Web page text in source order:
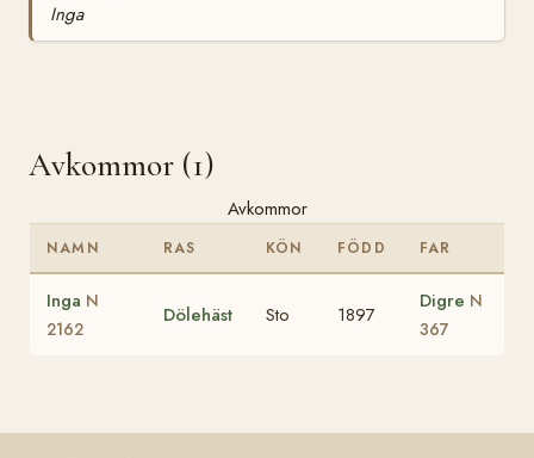
Inga
Avkommor (1)
Avkommor
NAMN RAS KÖN FÖDD FAR
Inga N
2162
Dölehäst Sto 1897
Digre N
367